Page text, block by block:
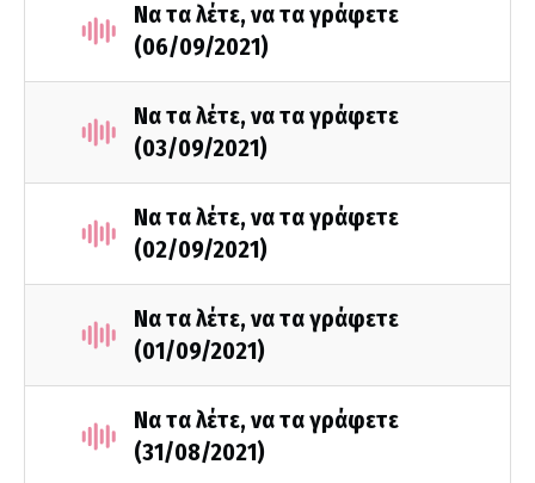
Να τα λέτε, να τα γράφετε
(06/09/2021)
Να τα λέτε, να τα γράφετε
(03/09/2021)
Να τα λέτε, να τα γράφετε
(02/09/2021)
Να τα λέτε, να τα γράφετε
(01/09/2021)
Να τα λέτε, να τα γράφετε
(31/08/2021)